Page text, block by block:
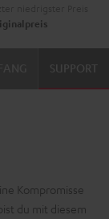
SUPPORT
Kompromisse
du mit diesem